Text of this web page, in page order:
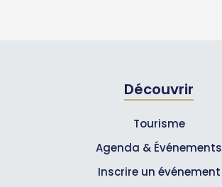
Découvrir
Tourisme
Agenda & Événements
Inscrire un événement